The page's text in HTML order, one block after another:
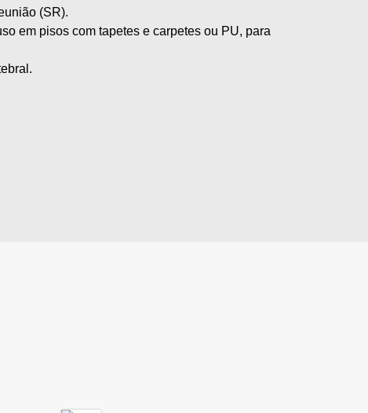
(SR).
em pisos com tapetes e carpetes ou PU, para